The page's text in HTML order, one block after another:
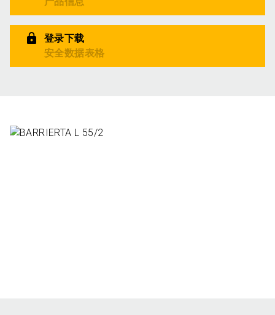
登录下载
安全数据表格